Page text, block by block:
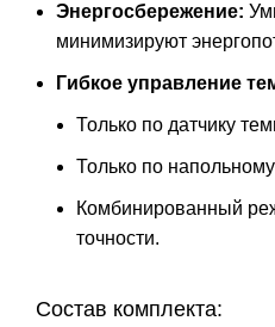
Энергосбережение:
минимизируют
Гибкое управление
Только по датчику
Только по напольному
Комбинированный
точности.
Состав комплекта: